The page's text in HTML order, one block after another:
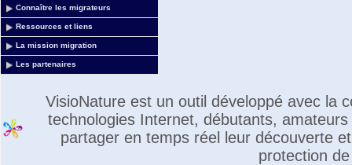
Connaître les migrateurs
Ressources et liens
La mission migration
Les partenaires
VisioNature est un outil développé avec la
technologies Internet, débutants,
partager en temps réel leur découverte
protection